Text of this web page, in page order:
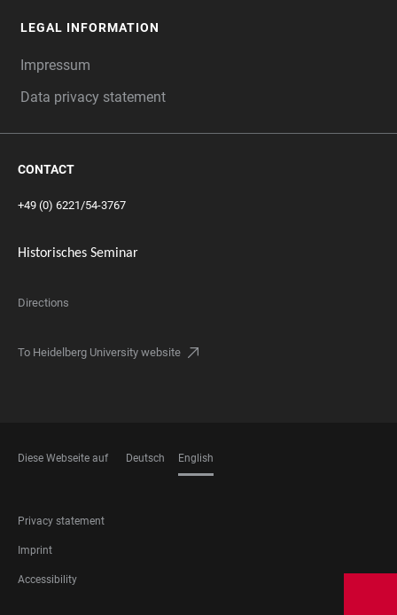
LEGAL INFORMATION
Impressum
Data privacy statement
CONTACT
+49 (0) 6221/54-3767
Historisches Seminar
Directions
To Heidelberg University website
Diese Webseite auf Deutsch English
FOOTER
LEGAL
Privacy statement
Imprint
Accessibility